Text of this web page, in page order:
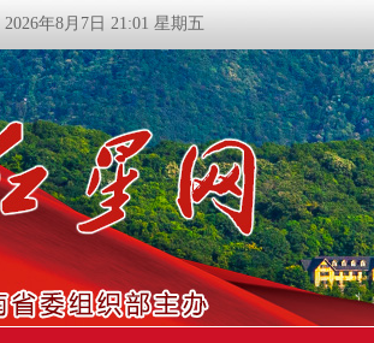
2026年8月7日 21:01 星期五